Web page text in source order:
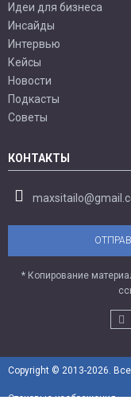
Идеи для бизнеса
Инсайды
Интервью
Кейсы
Новости
Подкасты
Советы
КОНТАКТЫ
* Копирование
Copyright © 2013-2026.